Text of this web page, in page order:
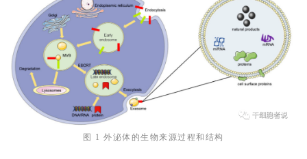
图 1 外泌体的生物来源过程和结构